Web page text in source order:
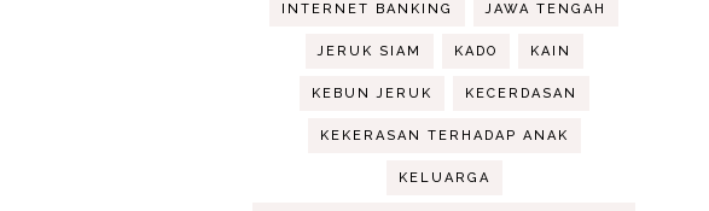
INTERNET BANKING JAWA TENGAH
JERUK SIAM KADO KAIN
KEBUN JERUK KECERDASAN
KEKERASAN TERHADAP ANAK
KELUARGA